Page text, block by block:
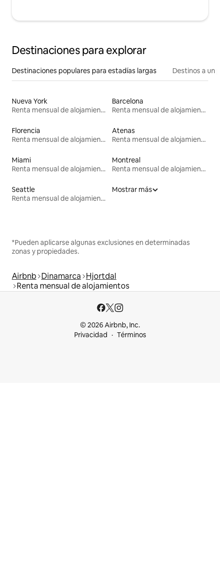
Destinaciones para explorar
Destinaciones populares para estadías largas Destinos a un
Nueva York
Renta mensual de alojamientos
Barcelona
Renta mensual de alojamientos
Florencia
Renta mensual de alojamientos
Atenas
Renta mensual de alojamientos
Miami
Renta mensual de alojamientos
Montreal
Renta mensual de alojamientos
Seattle
Renta mensual de alojamientos
Mostrar más
*Pueden aplicarse algunas exclusiones en determinadas
zonas y propiedades.
Airbnb Dinamarca Hjortdal
Renta mensual de alojamientos
© 2026 Airbnb, Inc.
Privacidad
Términos